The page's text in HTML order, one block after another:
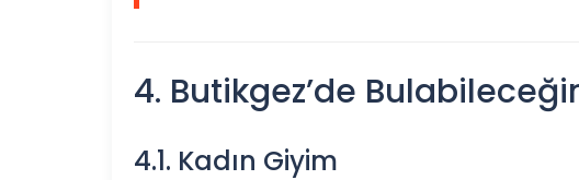
4. Butikgez’de
4.1. Kadın Giyim